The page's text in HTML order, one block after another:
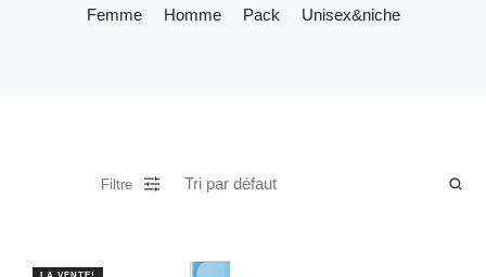
Femme Homme Pack Unisex&niche
Filtre